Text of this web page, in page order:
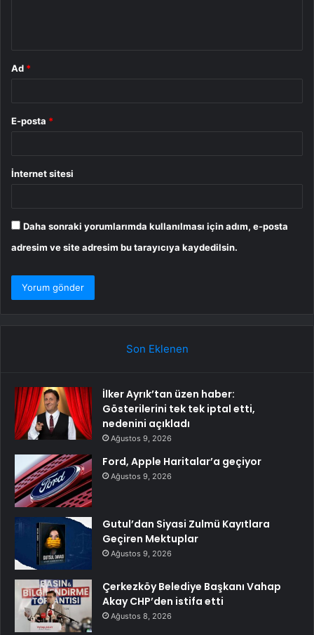
Ad *
E-posta *
İnternet sitesi
Daha sonraki yorumlarımda kullanılması için adım, e-posta
adresim ve site adresim bu tarayıcıya kaydedilsin.
Son Eklenen
İlker Ayrık’tan üzen haber:
Gösterilerini tek tek iptal etti,
nedenini açıkladı
Ağustos 9, 2026
Ford, Apple Haritalar’a geçiyor
Ağustos 9, 2026
Gutul’dan Siyasi Zulmü Kayıtlara
Geçiren Mektuplar
Ağustos 9, 2026
Çerkezköy Belediye Başkanı Vahap
Akay CHP’den istifa etti
Ağustos 8, 2026